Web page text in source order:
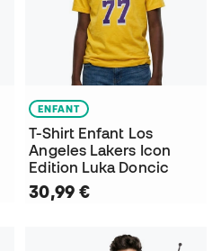
ENFANT
T-Shirt Enfant Los
Angeles Lakers Icon
Edition Luka Doncic
30,99 €